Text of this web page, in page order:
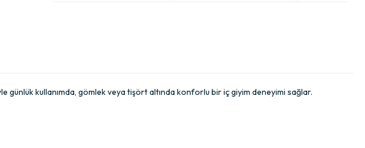
günlük kullanımda, gömlek veya tişört altında konforlu bir iç giyim deneyimi sağlar.